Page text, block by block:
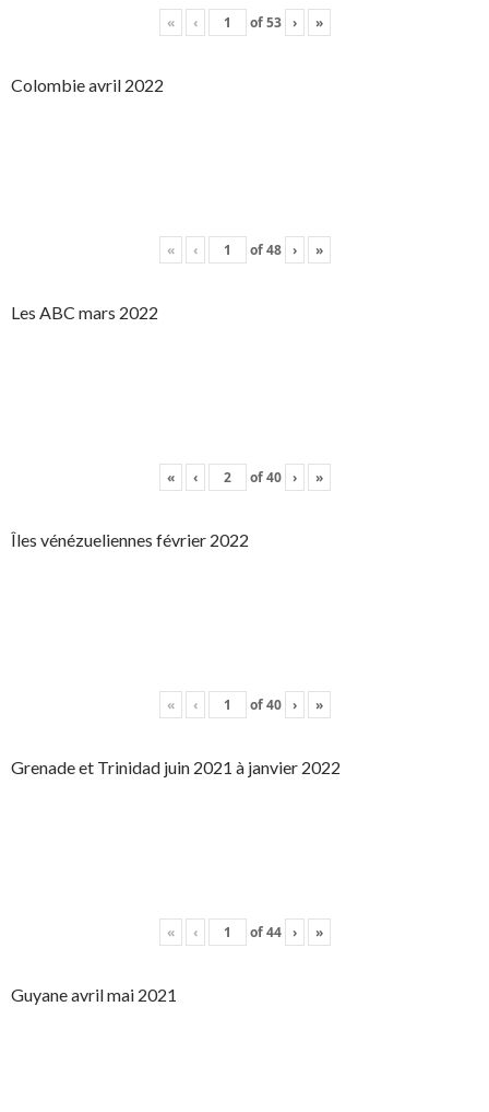
« ‹ of53 › »
Colombie avril 2022
« ‹ of48 › »
Les ABC mars 2022
« ‹ of40 › »
Îles vénézueliennes février 2022
« ‹ of40 › »
Grenade et Trinidad juin 2021 à janvier 2022
« ‹ of44 › »
Guyane avril mai 2021